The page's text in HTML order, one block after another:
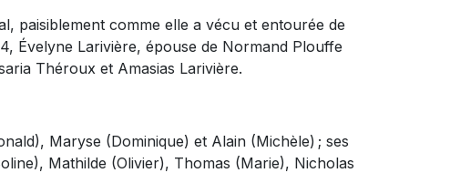
paisiblement comme elle a vécu et entourée de
Évelyne Larivière, épouse de Normand Plouffe
Théroux et Amasias Larivière.
Maryse (Dominique) et Alain (Michèle) ; ses
Mathilde (Olivier), Thomas (Marie), Nicholas